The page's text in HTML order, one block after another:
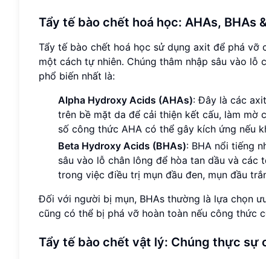
Tẩy tế bào chết hoá học: AHAs, BHAs
Tẩy tế bào chết hoá học sử dụng axit để phá
một cách tự nhiên. Chúng thâm nhập sâu vào
phổ biến nhất là:
Alpha Hydroxy Acids (AHAs): Đây là các
trên bề mặt da để cải thiện kết cấu, làm mờ
số công thức AHA có thể gây kích ứng nếu
Beta Hydroxy Acids (BHAs): BHA nổi tiếng
sâu vào lỗ chân lông để hòa tan dầu và
trong việc điều trị mụn đầu đen, mụn đầu
Đối với người bị mụn, BHAs thường là lựa chọn
cũng có thể bị phá vỡ hoàn toàn nếu công thức
Tẩy tế bào chết vật lý: Chúng thực sự